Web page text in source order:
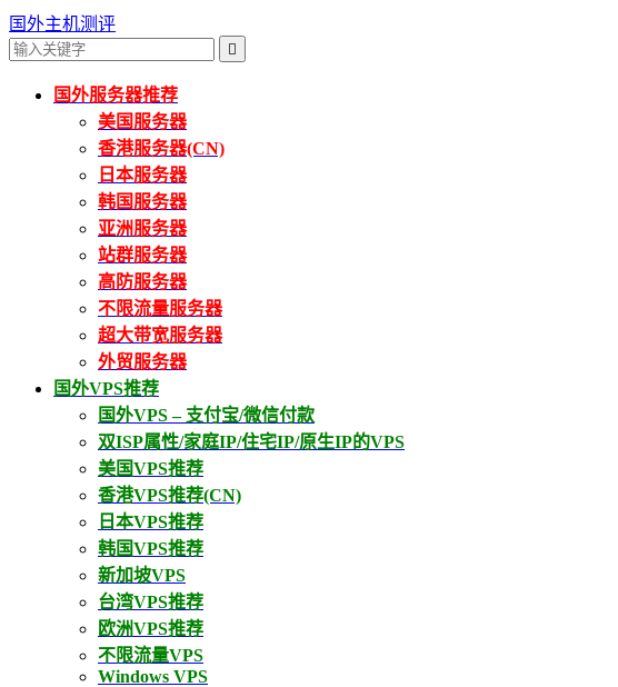
国外主机测评

国外服务器推荐
美国服务器
香港服务器(CN)
日本服务器
韩国服务器
亚洲服务器
站群服务器
高防服务器
不限流量服务器
超大带宽服务器
外贸服务器
国外VPS推荐
国外VPS – 支付宝/微信付款
双ISP属性/家庭IP/住宅IP/原生IP的VPS
美国VPS推荐
香港VPS推荐(CN)
日本VPS推荐
韩国VPS推荐
新加坡VPS
台湾VPS推荐
欧洲VPS推荐
不限流量VPS
Windows VPS